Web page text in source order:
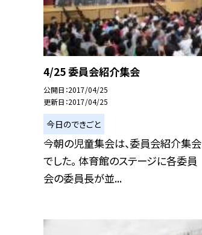
4/25 委員会紹介集会
公開日 2017/04/25
更新日 2017/04/25
今日のできごと
今朝の児童集会は、委員会紹介集会
でした。 体育館のステージに各委員
会の委員長が並...